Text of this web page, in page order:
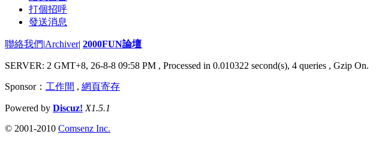
打個招呼
發送消息
聯絡我們|Archiver| 2000FUN論壇
SERVER: 2 GMT+8, 26-8-8 09:58 PM , Processed in 0.010322 second(s), 4 queries , Gzip On.
Sponsor： 工作間 , 網頁寄存
Powered by Discuz! X1.5.1
© 2001-2010 Comsenz Inc.